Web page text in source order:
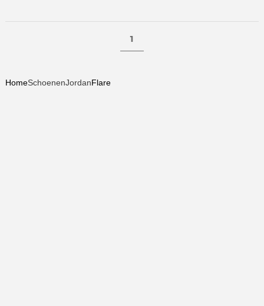
1
HomeSchoenenJordanFlare